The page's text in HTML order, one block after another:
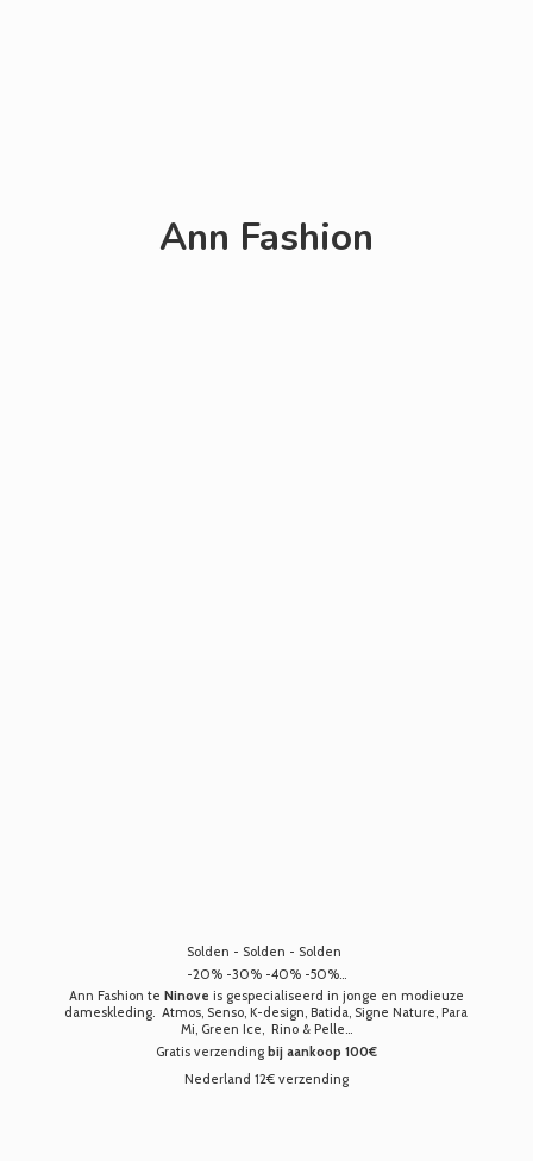
Ann Fashion
Solden - Solden - Solden
-20% -30% -40% -50%...
Ann Fashion te Ninove is gespecialiseerd in jonge en modieuze
dameskleding. Atmos, Senso, K-design, Batida, Signe Nature, Para
Mi, Green Ice, Rino & Pelle...
Gratis verzending bij aankoop 100€
Nederland 12€ verzending